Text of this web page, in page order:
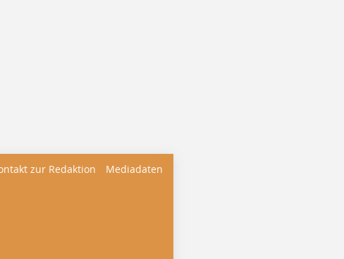
zur Redaktion Mediadaten